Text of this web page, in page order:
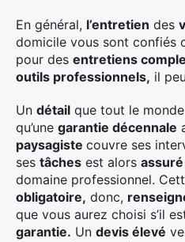
En général, l’entretien des
domicile vous sont confiés
pour des entretiens
outils professionnels, il
Un détail que tout le monde
qu’une garantie décennale
paysagiste couvre ses
ses tâches est alors assuré
domaine professionnel.
obligatoire, donc,
que vous aurez choisi s’il
garantie. Un devis élevé